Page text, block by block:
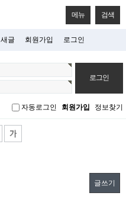
메뉴 검색
새글 회원가입 로그인
자동로그인 회원가입 정보찾기
글쓰기